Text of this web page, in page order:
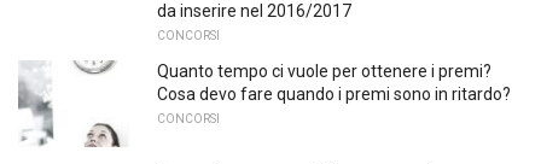
da inserire nel 2016/2017
CONCORSI
Quanto tempo ci vuole per ottenere i premi?
Cosa devo fare quando i premi sono in ritardo?
CONCORSI